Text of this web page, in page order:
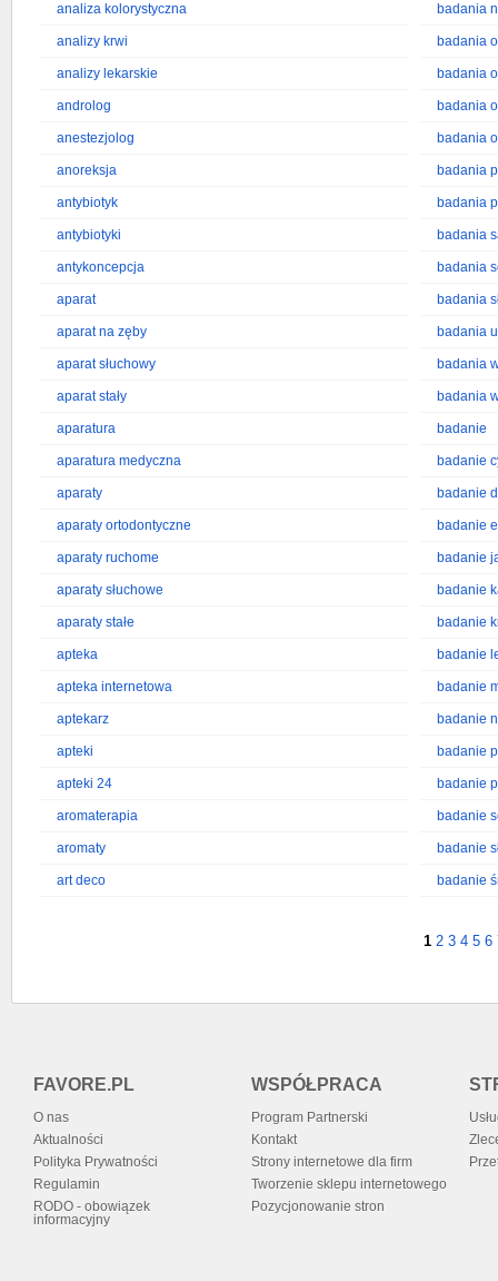
analiza kolorystyczna
analizy krwi
analizy lekarskie
androlog
anestezjolog
anoreksja
antybiotyk
antybiotyki
antykoncepcja
aparat
aparat na zęby
aparat słuchowy
aparat stały
aparatura
aparatura medyczna
aparaty
aparaty ortodontyczne
aparaty ruchome
aparaty słuchowe
aparaty stałe
apteka
apteka internetowa
aptekarz
apteki
apteki 24
aromaterapia
aromaty
art deco
badania
badania
badania
badania
badania
badania
badania
badania
badania
badania
badania
badania
badania
badanie
badanie
badanie
badanie
badanie
badanie
badanie
badanie
badanie
badanie
badanie
badanie
badanie
badanie
badanie
1 2 3 4 5 6
FAVORE.PL
O nas
Aktualności
Polityka Prywatności
Regulamin
RODO - obowiązek
informacyjny
WSPÓŁPRACA
Program Partnerski
Kontakt
Strony internetowe dla firm
Tworzenie sklepu internetowego
Pozycjonowanie stron